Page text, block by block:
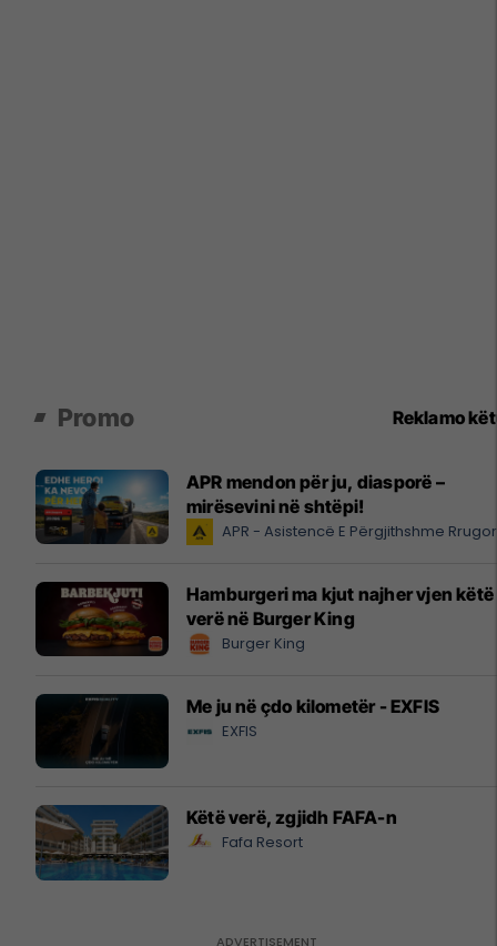
Promo Reklamo
APR mendon për ju, diasporë –
mirësevini në shtëpi!
APR - Asistencë E Përgjithshme
Hamburgeri ma kjut najher vjen këtë
verë në Burger King
Burger King
Me ju në çdo kilometër - EXFIS
EXFIS
Këtë verë, zgjidh FAFA-n
Fafa Resort